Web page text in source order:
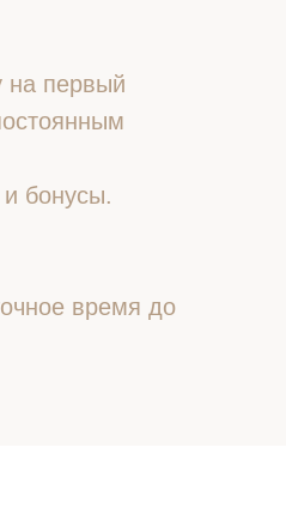
на первый
бонусы.
время до